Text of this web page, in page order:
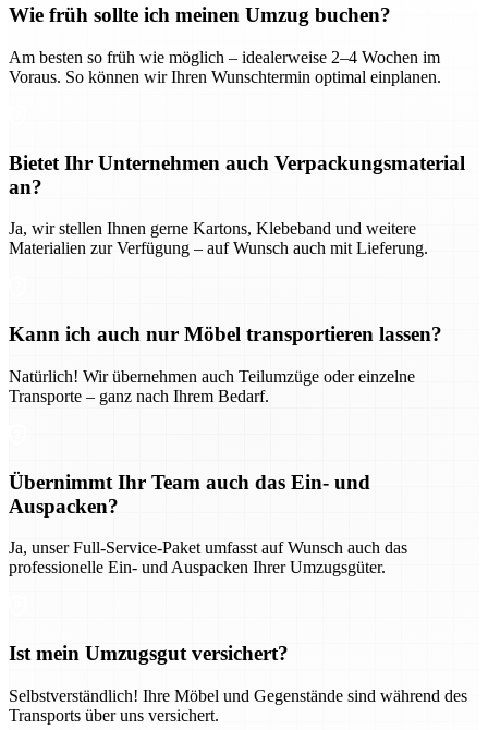
Wie früh sollte ich meinen Umzug buchen?
Am besten so früh wie möglich – idealerweise 2–4 Wochen im
Voraus. So können wir Ihren Wunschtermin optimal einplanen.
Bietet Ihr Unternehmen auch Verpackungsmaterial
an?
Ja, wir stellen Ihnen gerne Kartons, Klebeband und weitere
Materialien zur Verfügung – auf Wunsch auch mit Lieferung.
Kann ich auch nur Möbel transportieren lassen?
Natürlich! Wir übernehmen auch Teilumzüge oder einzelne
Transporte – ganz nach Ihrem Bedarf.
Übernimmt Ihr Team auch das Ein- und
Auspacken?
Ja, unser Full-Service-Paket umfasst auf Wunsch auch das
professionelle Ein- und Auspacken Ihrer Umzugsgüter.
Ist mein Umzugsgut versichert?
Selbstverständlich! Ihre Möbel und Gegenstände sind während des
Transports über uns versichert.